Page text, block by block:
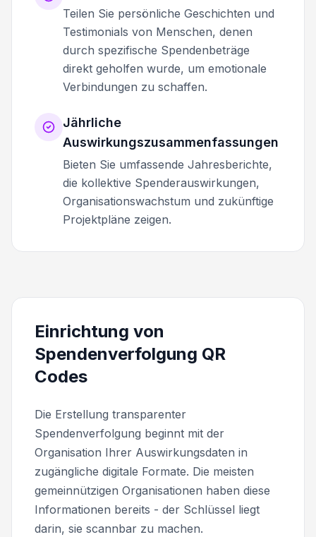
Teilen Sie persönliche Geschichten und
Testimonials von Menschen, denen
durch spezifische Spendenbeträge
direkt geholfen wurde, um emotionale
Verbindungen zu schaffen.
Jährliche
Auswirkungszusammenfassungen
Bieten Sie umfassende Jahresberichte,
die kollektive Spenderauswirkungen,
Organisationswachstum und zukünftige
Projektpläne zeigen.
Einrichtung von
Spendenverfolgung QR
Codes
Die Erstellung transparenter
Spendenverfolgung beginnt mit der
Organisation Ihrer Auswirkungsdaten in
zugängliche digitale Formate. Die meisten
gemeinnützigen Organisationen haben diese
Informationen bereits - der Schlüssel liegt
darin, sie scannbar zu machen.